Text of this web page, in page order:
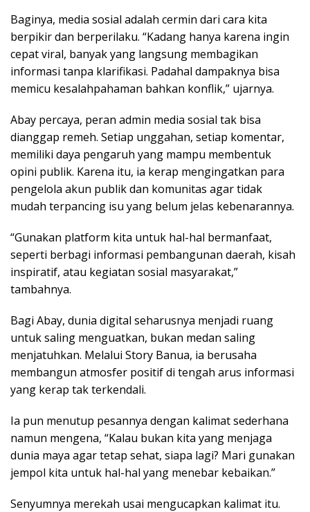
Baginya, media sosial adalah cermin dari cara kita
berpikir dan berperilaku. “Kadang hanya karena ingin
cepat viral, banyak yang langsung membagikan
informasi tanpa klarifikasi. Padahal dampaknya bisa
memicu kesalahpahaman bahkan konflik,” ujarnya.
Abay percaya, peran admin media sosial tak bisa
dianggap remeh. Setiap unggahan, setiap komentar,
memiliki daya pengaruh yang mampu membentuk
opini publik. Karena itu, ia kerap mengingatkan para
pengelola akun publik dan komunitas agar tidak
mudah terpancing isu yang belum jelas kebenarannya.
“Gunakan platform kita untuk hal-hal bermanfaat,
seperti berbagi informasi pembangunan daerah, kisah
inspiratif, atau kegiatan sosial masyarakat,”
tambahnya.
Bagi Abay, dunia digital seharusnya menjadi ruang
untuk saling menguatkan, bukan medan saling
menjatuhkan. Melalui Story Banua, ia berusaha
membangun atmosfer positif di tengah arus informasi
yang kerap tak terkendali.
Ia pun menutup pesannya dengan kalimat sederhana
namun mengena, “Kalau bukan kita yang menjaga
dunia maya agar tetap sehat, siapa lagi? Mari gunakan
jempol kita untuk hal-hal yang menebar kebaikan.”
Senyumnya merekah usai mengucapkan kalimat itu.